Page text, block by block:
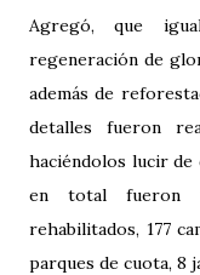
Agregó, que
regeneración de
además de
detalles fueron
haciéndolos lucir
en total fueron
rehabilitados, 177
parques de cuota, 8